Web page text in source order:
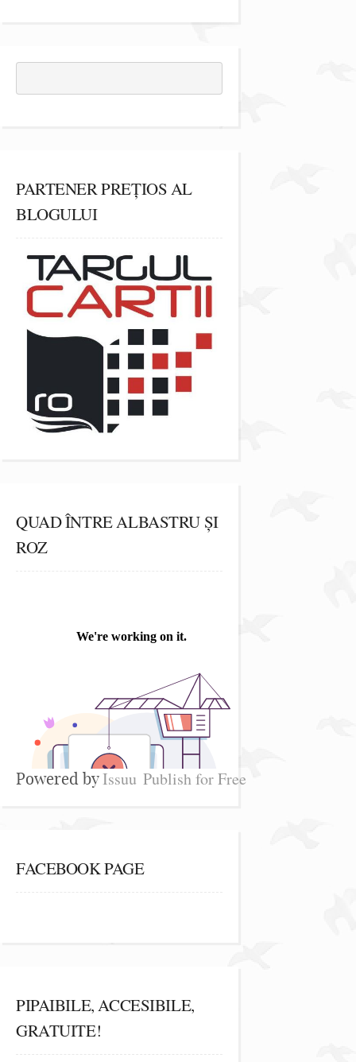
PARTENER PREȚIOS AL
BLOGULUI
QUAD ÎNTRE ALBASTRU ȘI
ROZ
Powered byIssuu Publish for Free
FACEBOOK PAGE
PIPAIBILE, ACCESIBILE,
GRATUITE!